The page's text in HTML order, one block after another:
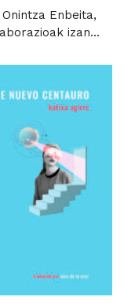
Enbeita,
izan...